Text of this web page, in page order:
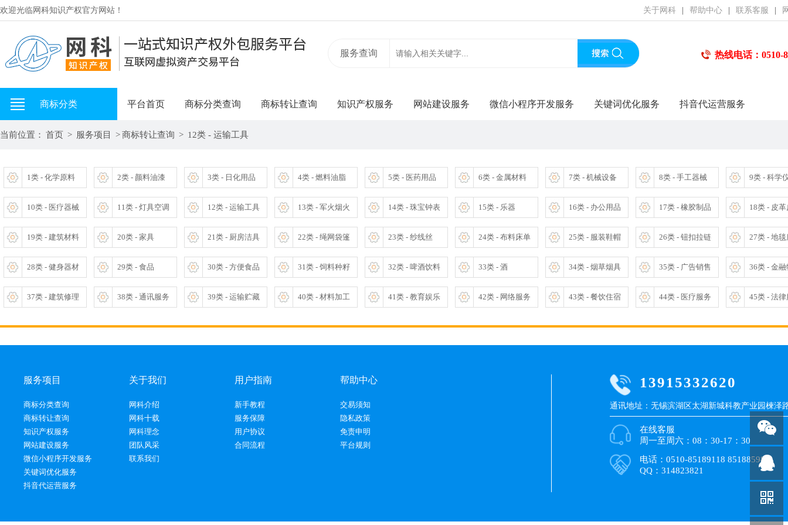
欢迎光临网科知识产权官方网站！ 关于网科 帮助中心 联系客服
服务查询 热线电话：0510-
商标分类 平台首页 商标分类查询 商标转让查询 知识产权服务 网站建设服务 微信小程序开发服务 关键词优化服务 抖音代运营服务
当前位置： 首页 > 服务项目 >商标转让查询 > 12类 - 运输工具
1类 - 化学原料 2类 - 颜料油漆 3类 - 日化用品 4类 - 燃料油脂 5类 - 医药用品 6类 - 金属材料 7类 - 机械设备 8类 - 手工器械 9类 - 科学
10类 - 医疗器械 11类 - 灯具空调 12类 - 运输工具 13类 - 军火烟火 14类 - 珠宝钟表 15类 - 乐器 16类 - 办公用品 17类 - 橡胶制品 18类 - 皮
19类 - 建筑材料 20类 - 家具 21类 - 厨房洁具 22类 - 绳网袋篷 23类 - 纱线丝 24类 - 布料床单 25类 - 服装鞋帽 26类 - 钮扣拉链 27类 - 地
28类 - 健身器材 29类 - 食品 30类 - 方便食品 31类 - 饲料种籽 32类 - 啤酒饮料 33类 - 酒 34类 - 烟草烟具 35类 - 广告销售 36类 - 金
37类 - 建筑修理 38类 - 通讯服务 39类 - 运输贮藏 40类 - 材料加工 41类 - 教育娱乐 42类 - 网络服务 43类 - 餐饮住宿 44类 - 医疗服务 45类 - 法
服务项目
商标分类查询
商标转让查询
知识产权服务
网站建设服务
微信小程序开发服务
关键词优化服务
抖音代运营服务
关于我们
网科介绍
网科十载
网科理念
团队风采
联系我们
用户指南
新手教程
服务保障
用户协议
合同流程
帮助中心
交易须知
隐私政策
免责申明
平台规则
13915332620
通讯地址：无锡滨湖区太湖新城科教产业园楝泽
在线客服
周一至周六：08：30-17：30
电话：0510-85189118 85188598
QQ：314823821